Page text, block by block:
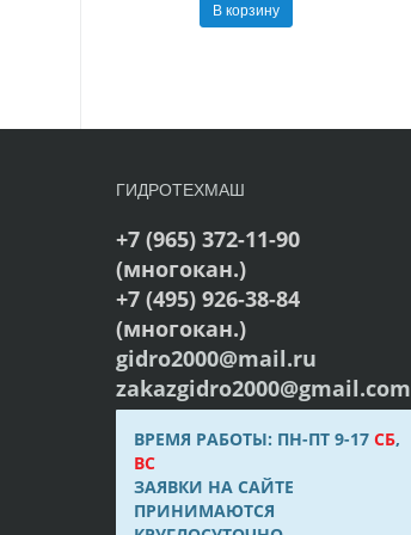
В корзину
ГИДРОТЕХМАШ
+7 (965) 372-11-90
(многокан.)
+7 (495) 926-38-84
(многокан.)
gidro2000@mail.ru
zakazgidro2000@gmail.com
ВРЕМЯ РАБОТЫ: ПН-ПТ 9-17СБ,
ВС
ЗАЯВКИ НА САЙТЕ
ПРИНИМАЮТСЯ